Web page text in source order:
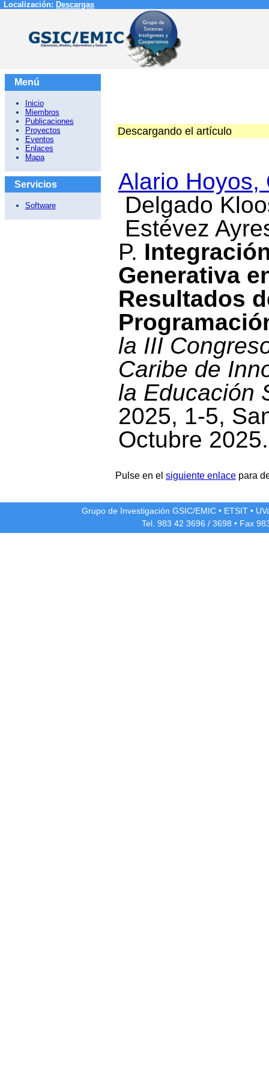
Localización: Descargas
Menú
Inicio
Miembros
Publicaciones
Proyectos
Eventos
Enlaces
Mapa
Servicios
Software
Descargando el artículo
Alario Hoyos,
Delgado
Estévez
P.
Generativa
Resultados
la III
Caribe de
la Educación
2025, 1-5,
Octubre 2025.
Pulse en el siguiente enlace para
Grupo de Investigación GSIC/EMIC • ETSIT •
Tel. 983 42 3696 / 3698 • Fax